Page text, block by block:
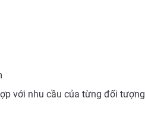
với nhu cầu của từng đối tượng